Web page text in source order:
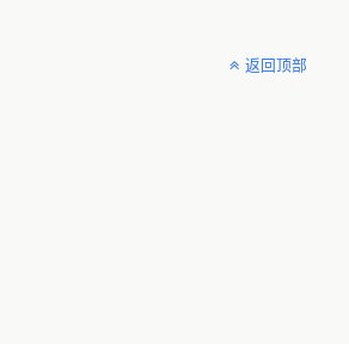
返回顶部